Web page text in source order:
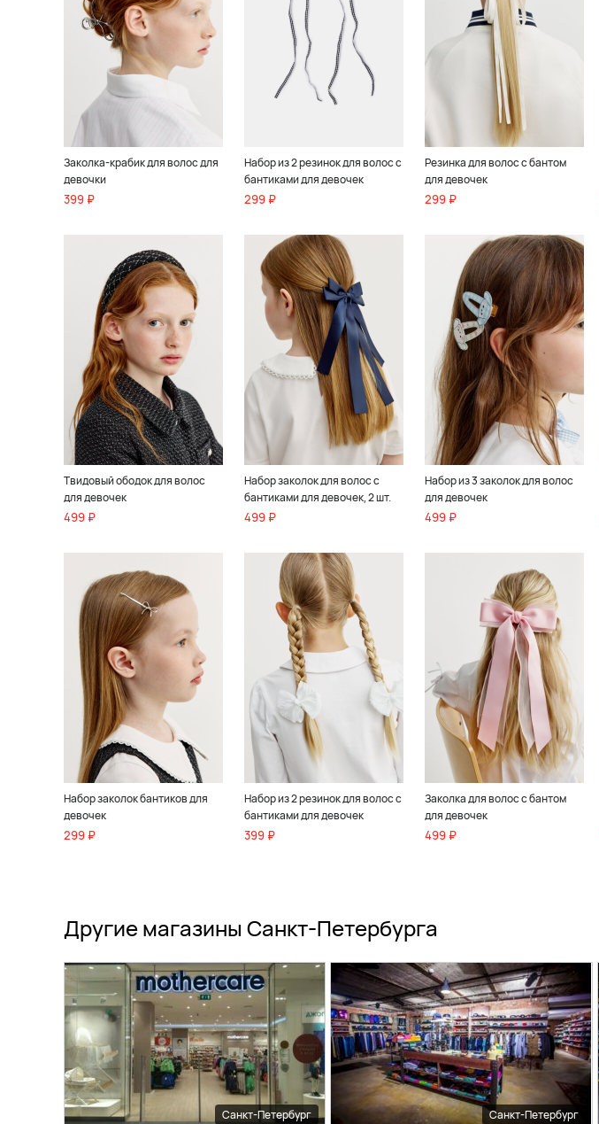
Заколка-крабик для волос для
девочки
399 ₽
Набор из 2 резинок для волос с
бантиками для девочек
299 ₽
Резинка для волос с бантом
для девочек
299 ₽
Твидовый ободок для волос
для девочек
499 ₽
Набор заколок для волос с
бантиками для девочек, 2 шт.
499 ₽
Набор из 3 заколок для волос
для девочек
499 ₽
Набор заколок бантиков для
девочек
299 ₽
Набор из 2 резинок для волос с
бантиками для девочек
399 ₽
Заколка для волос с бантом
для девочек
499 ₽
Другие магазины Санкт-Петербурга
Санкт-Петербург Санкт-Петербург